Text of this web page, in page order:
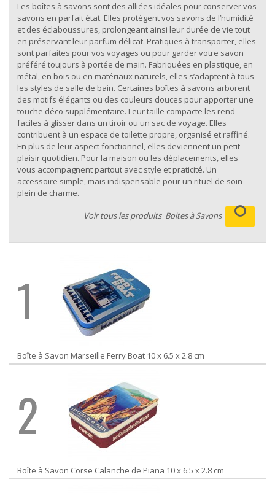
Les boîtes à savons sont des alliées idéales pour conserver vos
savons en parfait état. Elles protègent vos savons de l’humidité
et des éclaboussures, prolongeant ainsi leur durée de vie tout
en préservant leur parfum délicat. Pratiques à transporter, elles
sont parfaites pour vos voyages ou pour garder votre savon
préféré toujours à portée de main. Fabriquées en plastique, en
métal, en bois ou en matériaux naturels, elles s’adaptent à tous
les styles de salle de bain. Certaines boîtes à savons arborent
des motifs élégants ou des couleurs douces pour apporter une
touche déco supplémentaire. Leur taille compacte les rend
faciles à glisser dans un tiroir ou un sac de voyage. Elles
contribuent à un espace de toilette propre, organisé et raffiné.
En plus de leur aspect fonctionnel, elles deviennent un petit
plaisir quotidien. Pour la maison ou les déplacements, elles
vous accompagnent partout avec style et praticité. Un
accessoire simple, mais indispensable pour un rituel de soin
plein de charme.
Voir tous les produits Boites à Savons
1
Boîte à Savon Marseille Ferry Boat 10 x 6.5 x 2.8 cm
2
Boîte à Savon Corse Calanche de Piana 10 x 6.5 x 2.8 cm